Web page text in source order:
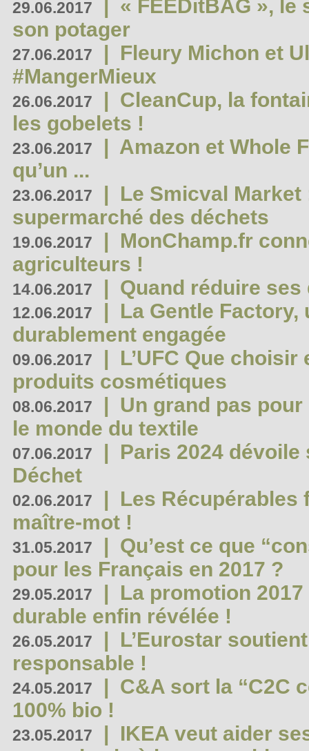
29.06.2017
« FEEDitBAG », le
son potager
27.06.2017 | Fleury Michon et
#MangerMieux
26.06.2017 | CleanCup, la
les gobelets !
23.06.2017 | Amazon et Whole
qu’un ...
23.06.2017 | Le Smicval
supermarché des déchets
19.06.2017 | MonChamp.fr
agriculteurs !
14.06.2017 | Quand réduire
12.06.2017 | La Gentle
durablement engagée
09.06.2017 | L’UFC Que
produits cosmétiques
08.06.2017 | Un grand pas
le monde du textile
07.06.2017 | Paris 2024
Déchet
02.06.2017 | Les Récupérables
maître-mot !
31.05.2017 | Qu’est ce que
pour les Français en 2017 ?
29.05.2017 | La promotion
durable enfin révélée !
26.05.2017 | L’Eurostar
responsable !
24.05.2017 | C&A sort la “C2C
100% bio !
23.05.2017 | IKEA veut aider